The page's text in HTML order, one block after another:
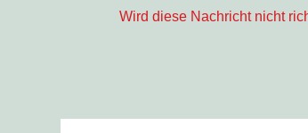
Wird diese Nachricht nicht